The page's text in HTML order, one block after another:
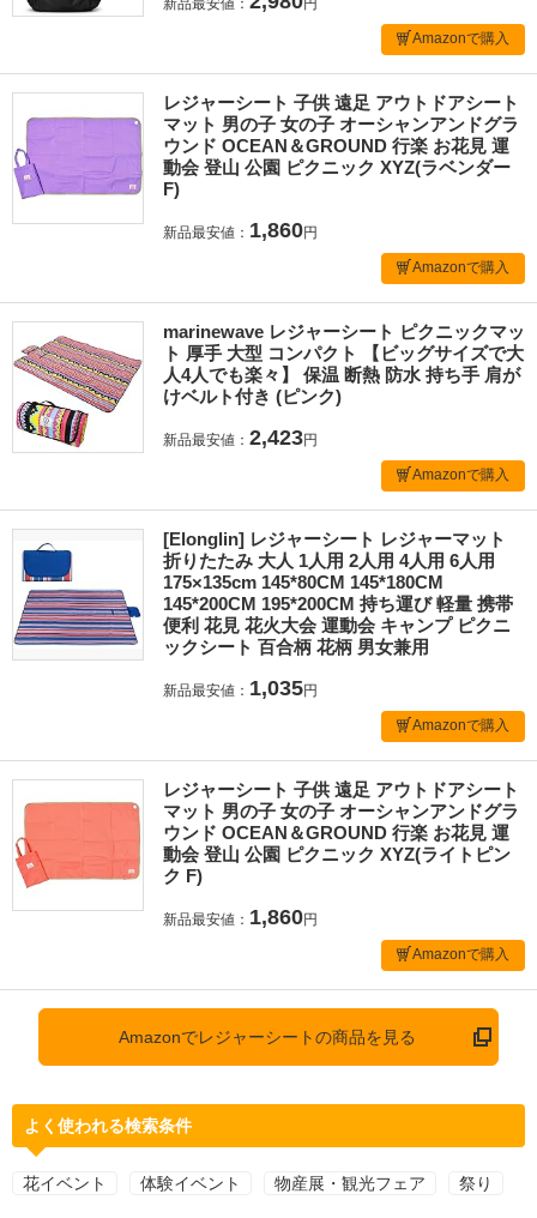
新品最安値： 円
Amazonで購入
レジャーシート 子供 遠足 アウトドアシート
マット 男の子 女の子 オーシャンアンドグラ
ウンド OCEAN＆GROUND 行楽 お花見 運
動会 登山 公園 ピクニック XYZ(ラベンダー
F)
新品最安値： 1,860円
Amazonで購入
marinewave レジャーシート ピクニックマッ
ト 厚手 大型 コンパクト 【ビッグサイズで大
人4人でも楽々】 保温 断熱 防水 持ち手 肩が
けベルト付き (ピンク)
新品最安値： 2,423円
Amazonで購入
[Elonglin] レジャーシート レジャーマット
折りたたみ 大人 1人用 2人用 4人用 6人用
175×135cm 145*80CM 145*180CM
145*200CM 195*200CM 持ち運び 軽量 携帯
便利 花見 花火大会 運動会 キャンプ ピクニ
ックシート 百合柄 花柄 男女兼用
新品最安値： 1,035円
Amazonで購入
レジャーシート 子供 遠足 アウトドアシート
マット 男の子 女の子 オーシャンアンドグラ
ウンド OCEAN＆GROUND 行楽 お花見 運
動会 登山 公園 ピクニック XYZ(ライトピン
ク F)
新品最安値： 1,860円
Amazonで購入
Amazonでレジャーシートの商品を見る
よく使われる検索条件
花イベント 体験イベント 物産展・観光フェア 祭り